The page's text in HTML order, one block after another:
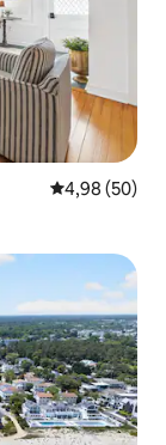
4,98 av 5 i
4,98 (50)